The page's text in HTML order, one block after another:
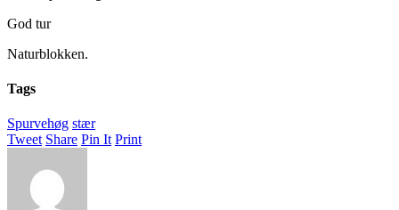
God tur
Naturblokken.
Tags
Spurvehøg stær
Tweet Share Pin It Print